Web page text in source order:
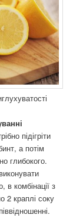
підігріти
а потім
глибокого.
в комбінації з
2 краплі соку